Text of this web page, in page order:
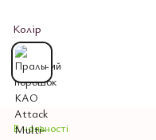
Колір
В наявності